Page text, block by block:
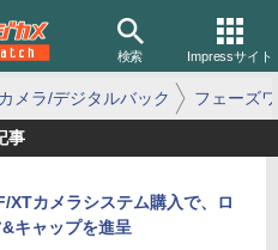
検索 Impressサイト
メラ/デジタルバック フェーズ
事
XTカメラシステム購入で、ロ
キャップを進呈